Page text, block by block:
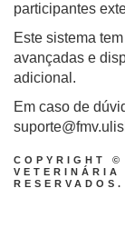
participantes
Este sistema
avançadas e
adicional.
Em caso de
COPYRIGHT
VETERINÁRIA
RESERVADOS.